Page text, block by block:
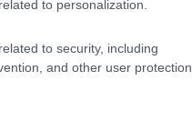
to personalization.
to security, including
and other user protection.